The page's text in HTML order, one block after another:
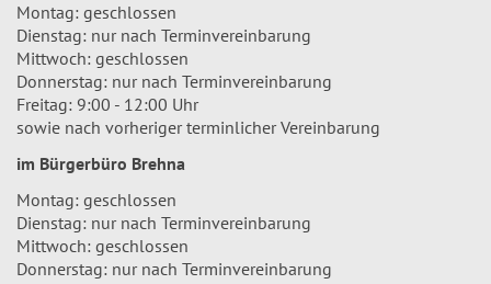
Montag: geschlossen
Dienstag: nur nach Terminvereinbarung
Mittwoch: geschlossen
Donnerstag: nur nach Terminvereinbarung
Freitag: 9:00 - 12:00 Uhr
sowie nach vorheriger terminlicher Vereinbarung
im Bürgerbüro Brehna
Montag: geschlossen
Dienstag: nur nach Terminvereinbarung
Mittwoch: geschlossen
Donnerstag: nur nach Terminvereinbarung